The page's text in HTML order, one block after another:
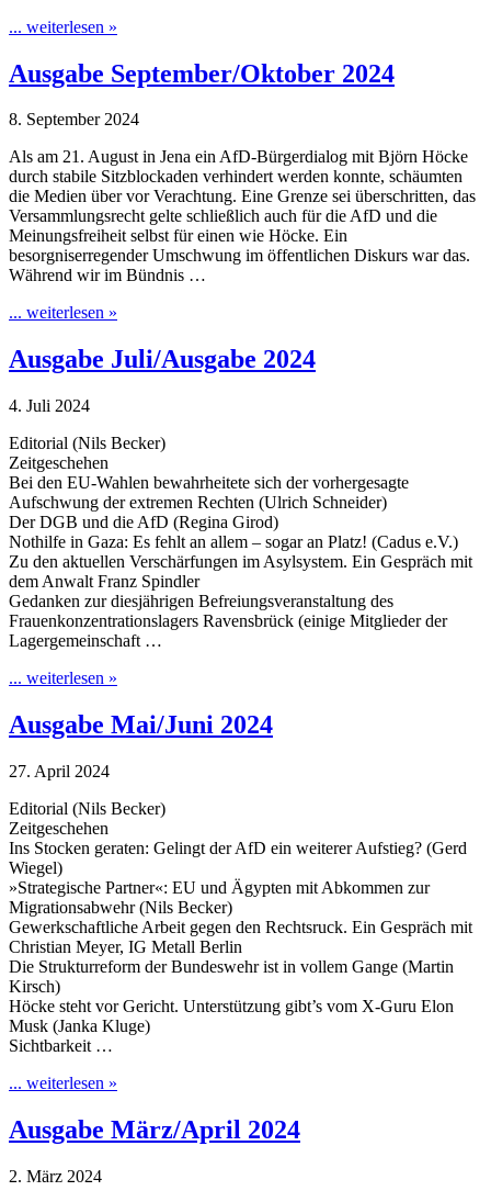
... weiterlesen »
Ausgabe September/Oktober 2024
8. September 2024
Als am 21. August in Jena ein AfD-Bürgerdialog mit Björn Höcke
durch stabile Sitzblockaden verhindert werden konnte, schäumten
die Medien über vor Verachtung. Eine Grenze sei überschritten, das
Versammlungsrecht gelte schließlich auch für die AfD und die
Meinungsfreiheit selbst für einen wie Höcke. Ein
besorgniserregender Umschwung im öffentlichen Diskurs war das.
Während wir im Bündnis …
... weiterlesen »
Ausgabe Juli/Ausgabe 2024
4. Juli 2024
Editorial (Nils Becker)
Zeitgeschehen
Bei den EU-Wahlen bewahrheitete sich der vorhergesagte
Aufschwung der extremen Rechten (Ulrich Schneider)
Der DGB und die AfD (Regina Girod)
Nothilfe in Gaza: Es fehlt an allem – sogar an Platz! (Cadus e.V.)
Zu den aktuellen Verschärfungen im Asylsystem. Ein Gespräch mit
dem Anwalt Franz Spindler
Gedanken zur diesjährigen Befreiungsveranstaltung des
Frauenkonzentrationslagers Ravensbrück (einige Mitglieder der
Lagergemeinschaft …
... weiterlesen »
Ausgabe Mai/Juni 2024
27. April 2024
Editorial (Nils Becker)
Zeitgeschehen
Ins Stocken geraten: Gelingt der AfD ein weiterer Aufstieg? (Gerd
Wiegel)
»Strategische Partner«: EU und Ägypten mit Abkommen zur
Migrationsabwehr (Nils Becker)
Gewerkschaftliche Arbeit gegen den Rechtsruck. Ein Gespräch mit
Christian Meyer, IG Metall Berlin
Die Strukturreform der Bundeswehr ist in vollem Gange (Martin
Kirsch)
Höcke steht vor Gericht. Unterstützung gibt’s vom X-Guru Elon
Musk (Janka Kluge)
Sichtbarkeit …
... weiterlesen »
Ausgabe März/April 2024
2. März 2024